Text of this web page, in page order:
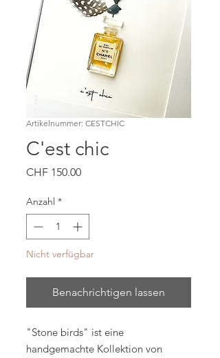
Artikelnummer: CESTCHIC
C'est chic
CHF 150.00Preis
Anzahl *
Nicht verfügbar
Benachrichtigen lassen
"Stone birds" ist eine
handgemachte Kollektion von